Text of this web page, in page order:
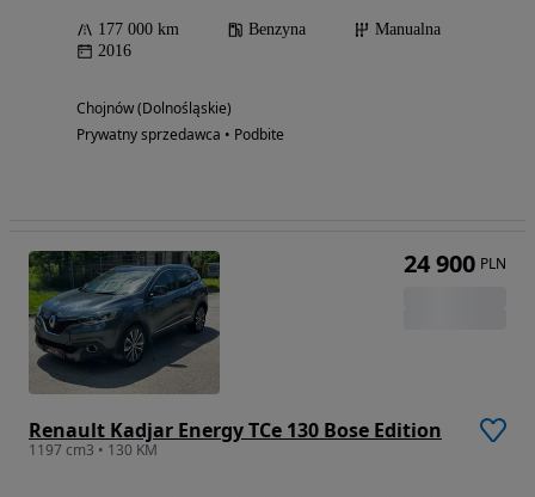
177 000 km Benzyna
Manualna
2016
Chojnów (Dolnośląskie)
Prywatny sprzedawca • Podbite
Renault Kadjar Energy TCe 130 Bose Edition
1197 cm3 • 130 KM
24 900 PLN